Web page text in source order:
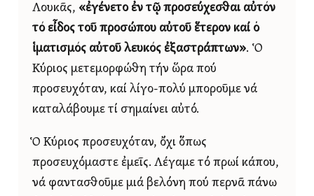
Λουκᾶς, «ἐγένετο ἐν τῷ προσεύχεσθαι αὐτόν
τό εἶδος τοῦ προσώπου αὐτοῦ ἕτερον καί ὁ
ἱματισμός αὐτοῦ λευκός ἐξαστράπτων». Ὁ
Κύριος μετεμορφώθη τήν ὥρα πού
προσευχόταν, καί λίγο-πολύ μποροῦμε νά
καταλάβουμε τί σημαίνει αὐτό.
Ὁ Κύριος προσευχόταν, ὄχι ὅπως
προσευχόμαστε ἐμεῖς. Λέγαμε τό πρωί κάπου,
νά φαντασθοῦμε μιά βελόνη πού περνᾶ πάνω